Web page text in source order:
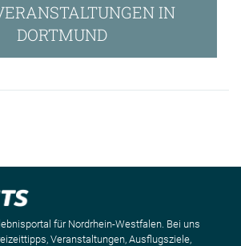
IN
DORTMUND
für Nordrhein-Westfalen. Bei uns
Veranstaltungen, Ausflugsziele,